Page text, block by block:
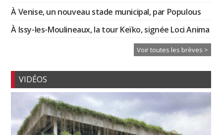
À Venise, un nouveau stade municipal, par Populous
À Issy-les-Moulineaux, la tour Keïko, signée Loci Anima
Voir toutes les brèves >
VIDÉOS